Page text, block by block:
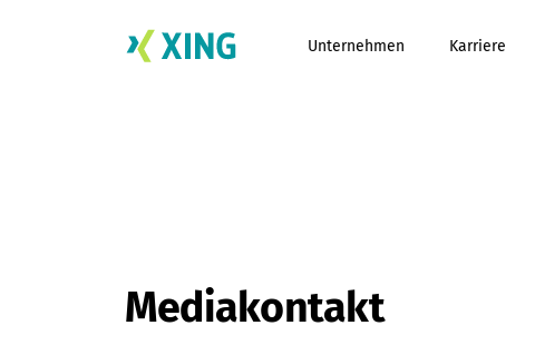
Unternehmen Karriere
Mediakontakt